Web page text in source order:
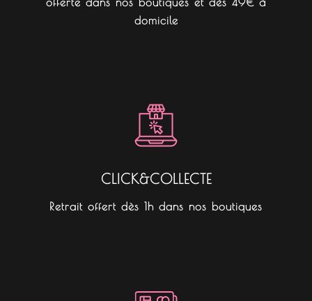
domicile
CLICK&COLLECTE
Retrait offert dès 1h dans nos boutiques